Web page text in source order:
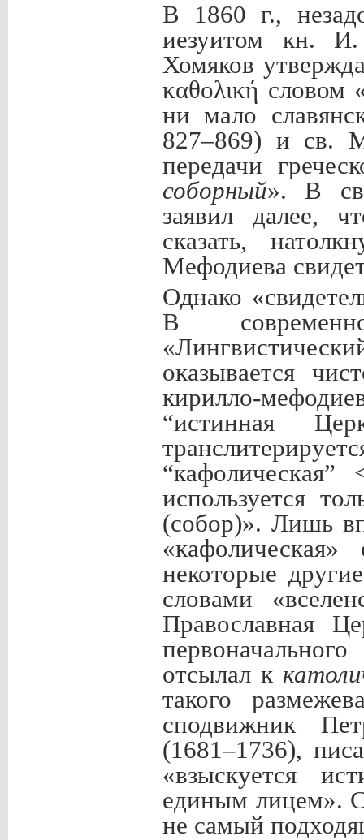
В 1860 г.,
иезуитом кн.
Хомяков
καθολική словом
ни мало
827–869) и св.
передачи
соборный». В
заявил далее,
сказать,
Мефодиева
Однако
В
оказывается
кирилло-
“истинная
используется
(собор)». Лишь
некоторые
словами
Православная
отсылал к
такого
сподвижник
(1681–1736),
«взыскуется
единым лицем».
не самый